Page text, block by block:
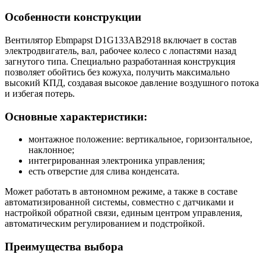
Особенности конструкции
Вентилятор Ebmpapst D1G133AB2918 включает в состав
электродвигатель, вал, рабочее колесо с лопастями назад
загнутого типа. Специально разработанная конструкция
позволяет обойтись без кожуха, получить максимально
высокий КПД, создавая высокое давление воздушного потока
и избегая потерь.
Основные характеристики:
монтажное положение: вертикальное, горизонтальное,
наклонное;
интегрированная электроника управления;
есть отверстие для слива конденсата.
Может работать в автономном режиме, а также в составе
автоматизированной системы, совместно с датчиками и
настройкой обратной связи, единым центром управления,
автоматическим регулированием и подстройкой.
Преимущества выбора